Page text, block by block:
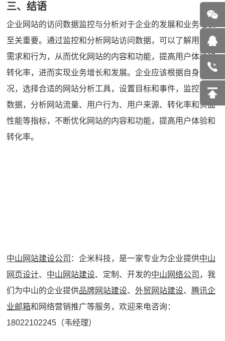
三、结语
企业网站的访问数据监控与分析对于企业的发展和业务增长
至关重要。通过监控和分析网站访问数据，可以了解用户的
需求和行为，从而优化网站的内容和功能，提高用户体验和
转化率，进而实现业务增长和发展。企业应该根据自身的情
况，选择合适的网站分析工具，设置目标和事件，监控实时
数据，分析网站流量、用户行为、用户来源、转化率和页面
性能等指标，不断优化网站的内容和功能，提高用户体验和
转化率。
中山网站建设公司 ：企米科技，是一家专业为企业提供中山
网页设计、 中山网站建设、定制、开发的中山网络公司 ，我
们为中山的企业提供品牌网站建设、外贸网站建设、 腾讯企
业邮箱和网络营销推广等服务，欢迎来电咨询：
18022102245（韦经理）